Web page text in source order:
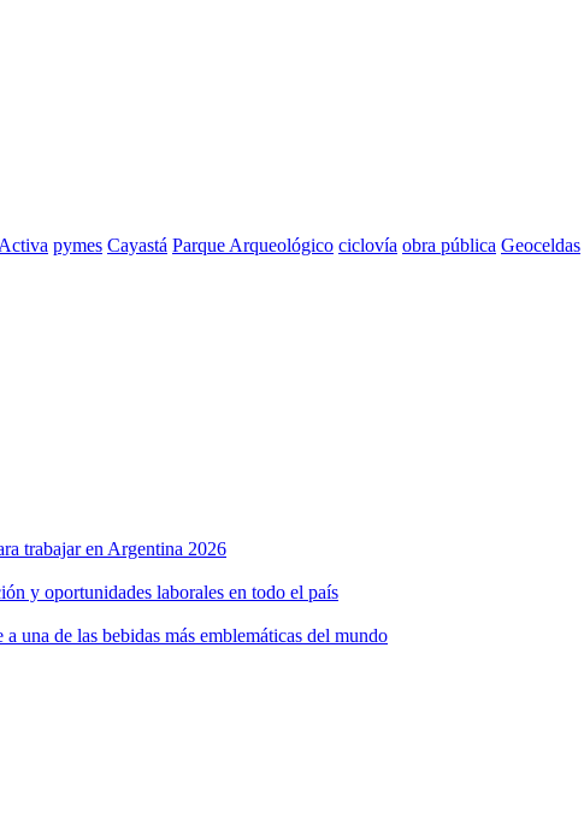
pymes Cayastá Parque Arqueológico ciclovía obra pública Geoceldas
trabajar en Argentina 2026
y oportunidades laborales en todo el país
una de las bebidas más emblemáticas del mundo